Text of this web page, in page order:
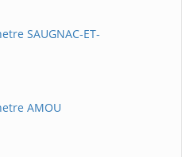
SAUGNAC-ET-
AMOU